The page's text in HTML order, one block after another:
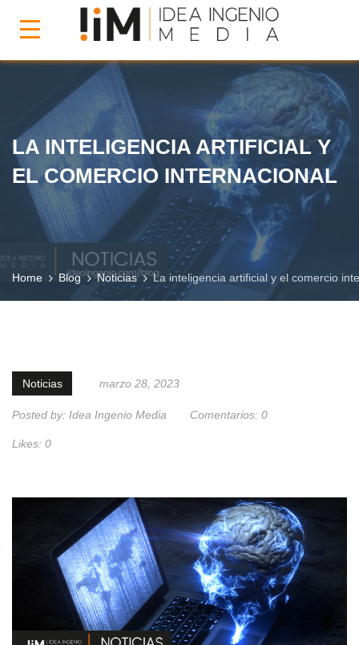
LA INTELIGENCIA ARTIFICIAL Y
EL COMERCIO INTERNACIONAL
Home Blog Noticias La inteligencia artificial y el comercio
Noticias marzo 28, 2023
Posted by: Idea Ingenio Media Comentarios: 0
Likes: 0